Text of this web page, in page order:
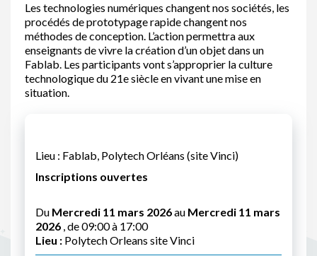
Les technologies numériques changent nos sociétés, les
procédés de prototypage rapide changent nos
méthodes de conception. L’action permettra aux
enseignants de vivre la création d’un objet dans un
Fablab. Les participants vont s’approprier la culture
technologique du 21e siècle en vivant une mise en
situation.
Lieu : Fablab, Polytech Orléans (site Vinci)
Inscriptions ouvertes
Du Mercredi 11 mars 2026au Mercredi 11 mars
2026 , de 09:00 à 17:00
Lieu : Polytech Orleans site Vinci